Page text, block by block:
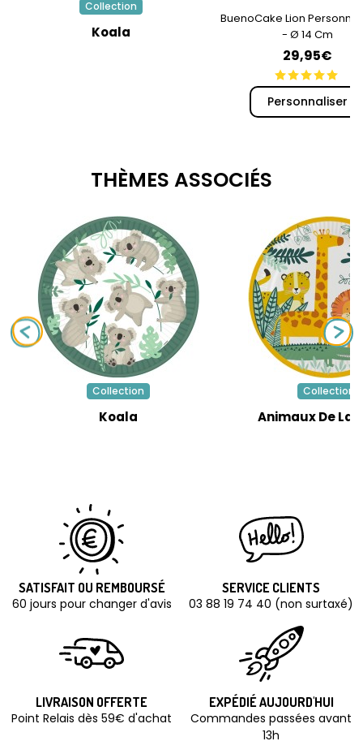
Collection
Koala
BuenoCake Lion
- Ø 14 Cm
29,95€
Personnaliser
THÈMES ASSOCIÉS
Collection
Koala
Collection
Animaux De La
SATISFAIT OU REMBOURSÉ
60 jours pour changer d'avis
SERVICE CLIENTS
03 88 19 74 40 (non surtaxé)
LIVRAISON OFFERTE
Point Relais dès 59€ d'achat
EXPÉDIÉ AUJOURD'HUI
Commandes passées avant
13h